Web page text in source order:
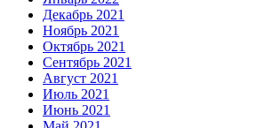
Декабрь 2021
Ноябрь 2021
Октябрь 2021
Сентябрь 2021
Август 2021
Июль 2021
Июнь 2021